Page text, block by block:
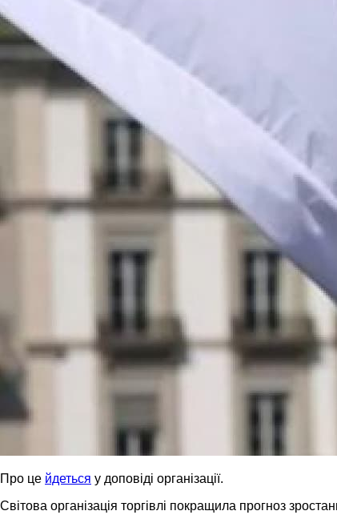
Про це йдеться у доповіді організації.
Світова організація торгівлі покращила прогноз